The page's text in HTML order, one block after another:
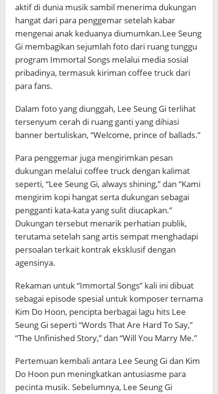
aktif di dunia musik sambil menerima dukungan
hangat dari para penggemar setelah kabar
mengenai anak keduanya diumumkan.Lee Seung
Gi membagikan sejumlah foto dari ruang tunggu
program Immortal Songs melalui media sosial
pribadinya, termasuk kiriman coffee truck dari
para fans.
Dalam foto yang diunggah, Lee Seung Gi terlihat
tersenyum cerah di ruang ganti yang dihiasi
banner bertuliskan, “Welcome, prince of ballads.”
Para penggemar juga mengirimkan pesan
dukungan melalui coffee truck dengan kalimat
seperti, “Lee Seung Gi, always shining,” dan “Kami
mengirim kopi hangat serta dukungan sebagai
pengganti kata-kata yang sulit diucapkan.”
Dukungan tersebut menarik perhatian publik,
terutama setelah sang artis sempat menghadapi
persoalan terkait kontrak eksklusif dengan
agensinya.
Rekaman untuk “Immortal Songs” kali ini dibuat
sebagai episode spesial untuk komposer ternama
Kim Do Hoon, pencipta berbagai lagu hits Lee
Seung Gi seperti “Words That Are Hard To Say,”
“The Unfinished Story,” dan “Will You Marry Me.”
Pertemuan kembali antara Lee Seung Gi dan Kim
Do Hoon pun meningkatkan antusiasme para
pecinta musik. Sebelumnya, Lee Seung Gi